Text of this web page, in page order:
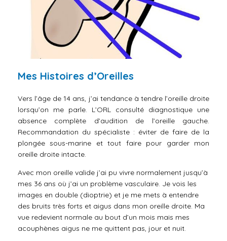
Mes Histoires d’Oreilles
Vers l’âge de 14 ans, j’ai tendance à tendre l’oreille droite
lorsqu’on me parle. L’ORL consulté diagnostique une
absence complète d’audition de l’oreille gauche.
Recommandation du spécialiste : éviter de faire de la
plongée sous-marine et tout faire pour garder mon
oreille droite intacte.
Avec mon oreille valide j’ai pu vivre normalement jusqu’à
mes 36 ans où j’ai un problème vasculaire. Je vois les
images en double (dioptrie) et je me mets à entendre
des bruits très forts et aigus dans mon oreille droite. Ma
vue redevient normale au bout d’un mois mais mes
acouphènes aigus ne me quittent pas, jour et nuit.